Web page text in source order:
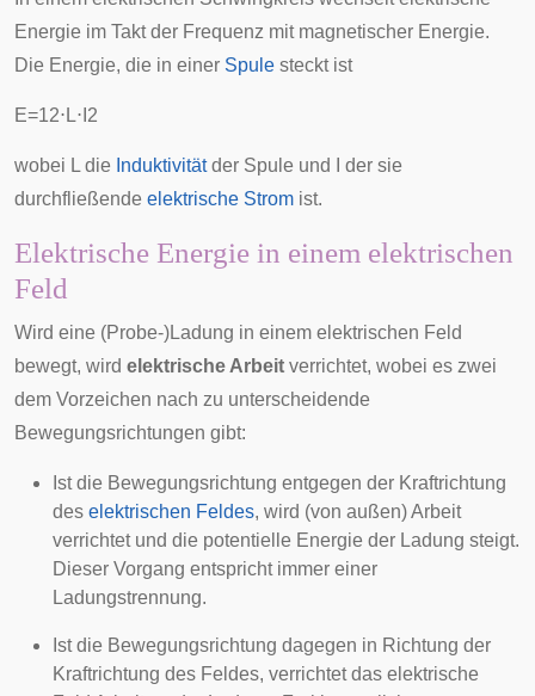
Energie im Takt der Frequenz mit magnetischer Energie.
Die Energie, die in einer Spule steckt ist
E=12⋅ L⋅ 2
wobei L die Induktivitätder Spule und I der sie
durchfließende elektrische Strom ist.
Elektrische Energie in einem elektrischen
Feld
Wird eine (Probe-)Ladung in einem elektrischen Feld
bewegt, wird elektrische Arbeit verrichtet, wobei es zwei
dem Vorzeichen nach zu unterscheidende
Bewegungsrichtungen gibt:
Ist die Bewegungsrichtung entgegen der Kraftrichtung
des elektrischen Feldes, wird (von außen) Arbeit
verrichtet und die potentielle Energie der Ladung steigt.
Dieser Vorgang entspricht immer einer
Ladungstrennung.
Ist die Bewegungsrichtung dagegen in Richtung der
Kraftrichtung des Feldes, verrichtet das elektrische